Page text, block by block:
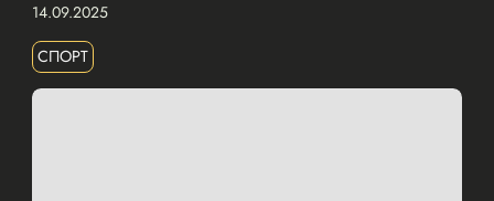
14.09.2025
СПОРТ